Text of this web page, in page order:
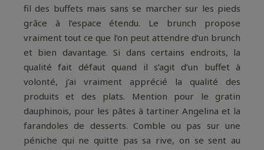
fil des buffets mais sans se marcher sur les pieds
grâce à l’espace étendu. Le brunch propose
vraiment tout ce que l’on peut attendre d’un brunch
et bien davantage. Si dans certains endroits, la
qualité fait défaut quand il s’agit d’un buffet à
volonté, j’ai vraiment apprécié la qualité des
produits et des plats. Mention pour le gratin
dauphinois, pour les pâtes à tartiner Angelina et la
farandoles de desserts. Comble ou pas sur une
péniche qui ne quitte pas sa rive, on se sent au